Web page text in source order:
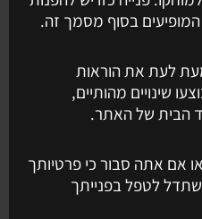
בסוף מסמך זה.
לעת את הוראות
שינויים מהותיים,
הבית של האתר.
אם אתה סבור כי פרטיותך
לטפל בפנייתך